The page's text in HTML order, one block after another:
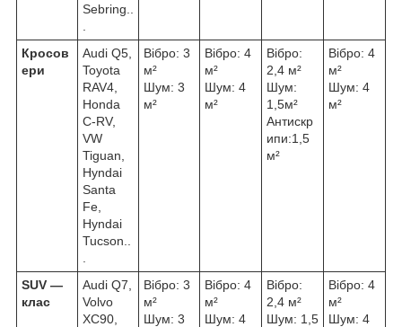
Sebring..
Кросов
ери
Audi Q5,
Toyota
RAV4,
Honda
C-RV,
VW
Tiguan,
Hyndai
Santa
Fe,
Hyndai
Tucson..
Вібро: 3
м²
Шум: 3
м²
Вібро: 4
м²
Шум: 4
м²
Вібро:
2,4 м²
Шум:
1,5м²
Антискр
ипи:1,5
м²
Вібро: 4
м²
Шум: 4
м²
SUV ―
клас
Audi Q7,
Volvo
XC90,
Вібро: 3
м²
Шум: 3
Вібро: 4
м²
Шум: 4
Вібро:
2,4 м²
Шум: 1,5
Вібро: 4
м²
Шум: 4